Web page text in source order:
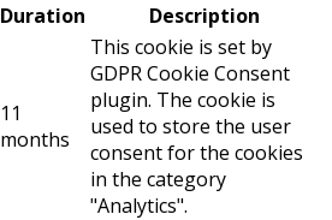
Duration Description
11
months
This cookie is set by
GDPR Cookie Consent
plugin. The cookie is
used to store the user
consent for the cookies
in the category
"Analytics".